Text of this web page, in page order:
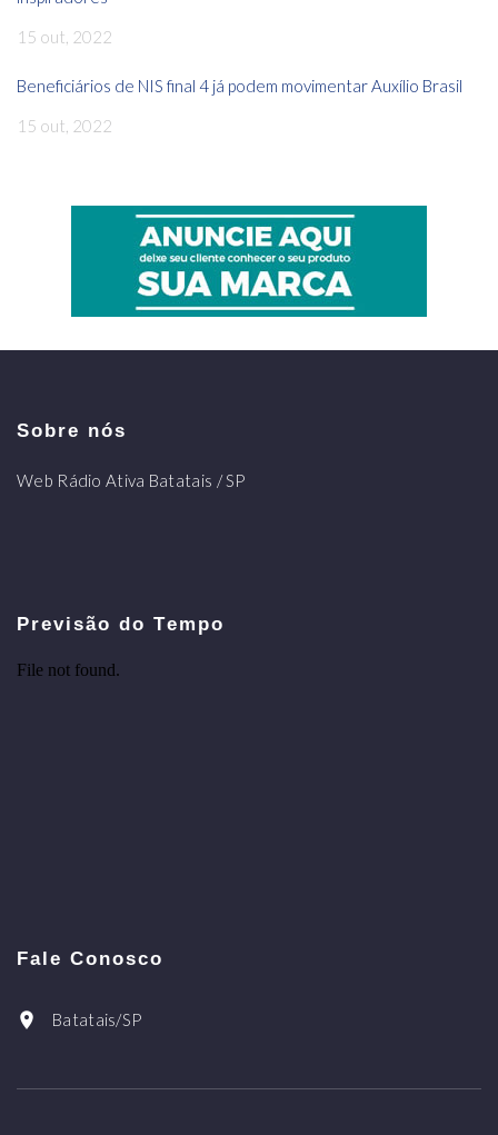
15 out, 2022
Beneficiários de NIS final 4 já podem movimentar Auxílio Brasil
15 out, 2022
Sobre nós
Web Rádio Ativa Batatais / SP
Previsão do Tempo
Fale Conosco
Batatais/SP